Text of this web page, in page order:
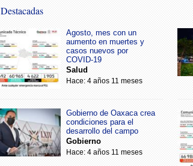
Destacadas
Agosto, mes con un
aumento en muertes y
casos nuevos por
COVID-19
Salud
Hace: 4 años 11 meses
Gobierno de Oaxaca crea
condiciones para el
desarrollo del campo
Gobierno
Hace: 4 años 11 meses